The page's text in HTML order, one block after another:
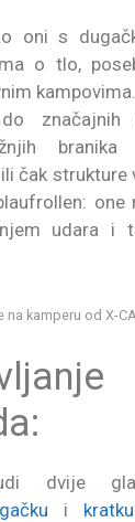
oni s
o tlo,
značajnih
čak strukture
one
udara i
kamperu od X-
dvije
i kratku